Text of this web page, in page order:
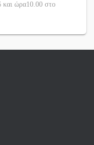
και ώρα10.00 στο